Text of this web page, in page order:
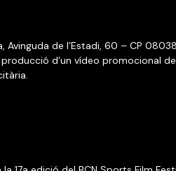
Avinguda de l’Estadi, 60 – CP
d’un vídeo promocional